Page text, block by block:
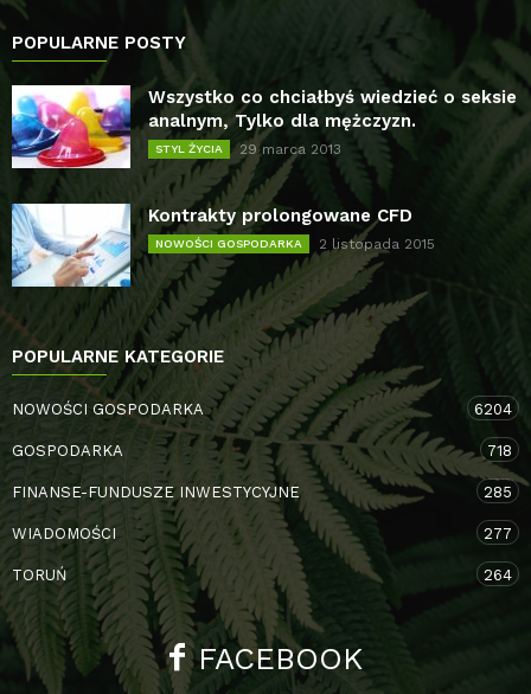
POPULARNE POSTY
Wszystko co chciałbyś wiedzieć o seksie
analnym, Tylko dla mężczyzn.
STYL ŻYCIA 29 marca 2013
Kontrakty prolongowane CFD
NOWOŚCI GOSPODARKA 2 listopada 2015
POPULARNE KATEGORIE
NOWOŚCI GOSPODARKA 6204
GOSPODARKA 718
FINANSE-FUNDUSZE INWESTYCYJNE 285
WIADOMOŚCI 277
TORUŃ 264
FACEBOOK